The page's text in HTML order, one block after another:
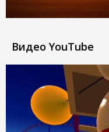
Видео YouTube